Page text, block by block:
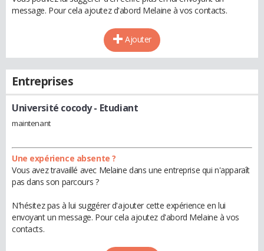
message. Pour cela ajoutez d'abord Melaine à vos contacts.
Ajouter
Entreprises
Université cocody- Etudiant
maintenant
Une expérience absente ?
Vous avez travaillé avec Melaine dans une entreprise qui n'apparaît
pas dans son parcours ?
N'hésitez pas à lui suggérer d'ajouter cette expérience en lui
envoyant un message. Pour cela ajoutez d'abord Melaine à vos
contacts.